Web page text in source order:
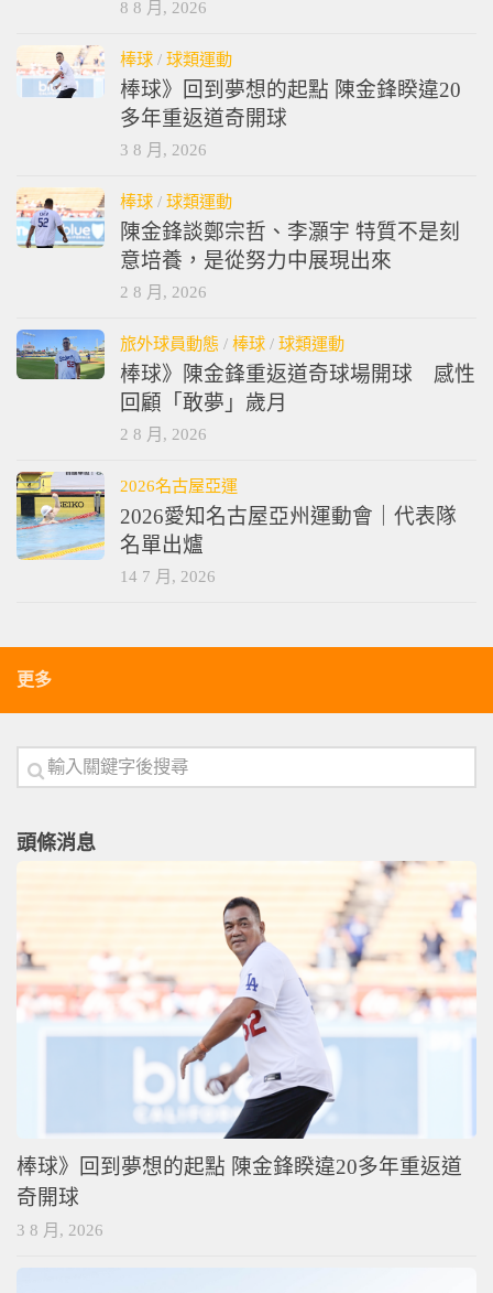
8 8 月, 2026
棒球 / 球類運動
棒球》回到夢想的起點 陳金鋒睽違20
多年重返道奇開球
3 8 月, 2026
棒球 / 球類運動
陳金鋒談鄭宗哲、李灝宇 特質不是刻
意培養，是從努力中展現出來
2 8 月, 2026
旅外球員動態 / 棒球 / 球類運動
棒球》陳金鋒重返道奇球場開球 感性
回顧「敢夢」歲月
2 8 月, 2026
2026名古屋亞運
2026愛知名古屋亞州運動會｜代表隊
名單出爐
14 7 月, 2026
更多
頭條消息
棒球》回到夢想的起點 陳金鋒睽違20多年重返道
奇開球
3 8 月, 2026